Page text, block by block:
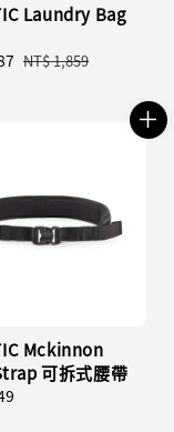
Laundry Bag
Regular
NT$ 1,859
Mckinnon
可拆式腰帶